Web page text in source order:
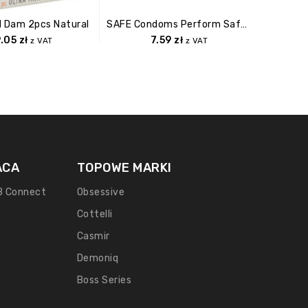
2pcs Natural
zł z VAT
SAFE Condoms Perform Safe Performance (5 Pcs)
7.59 zł z VAT
Connect
TOPOWE MARKI
Obsessive
Cottelli
Casmir
Demoniq
Boss Series